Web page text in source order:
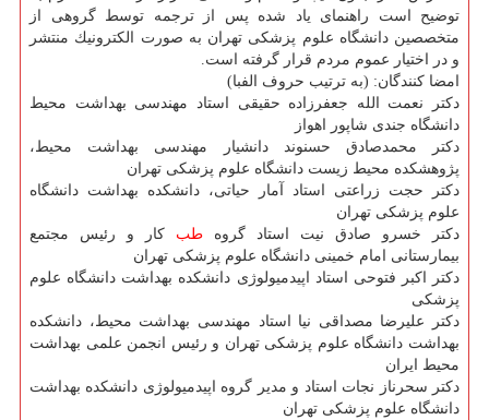
توضیح است راهنمای یاد شده پس از ترجمه توسط گروهی از
متخصصین دانشگاه علوم پزشكی تهران به صورت الكترونیك منتشر
و در اختیار عموم مردم قرار گرفته است.
امضا كنندگان: (به ترتیب حروف الفبا)
دكتر نعمت الله جعفرزاده حقیقی استاد مهندسی بهداشت محیط
دانشگاه جندی شاپور اهواز
دكتر محمدصادق حسنوند دانشیار مهندسی بهداشت محیط،
پژوهشكده محیط زیست دانشگاه علوم پزشكی تهران
دكتر حجت زراعتی استاد آمار حیاتی، دانشكده بهداشت دانشگاه
علوم پزشكی تهران
دكتر خسرو صادق نیت استاد گروه طب كار و رئیس مجتمع
بیمارستانی امام خمینی دانشگاه علوم پزشكی تهران
دكتر اكبر فتوحی استاد اپیدمیولوژی دانشكده بهداشت دانشگاه علوم
پزشكی
دكتر علیرضا مصداقی نیا استاد مهندسی بهداشت محیط، دانشكده
بهداشت دانشگاه علوم پزشكی تهران و رئیس انجمن علمی بهداشت
محیط ایران
دكتر سحرناز نجات استاد و مدیر گروه اپیدمیولوژی دانشكده بهداشت
دانشگاه علوم پزشكی تهران